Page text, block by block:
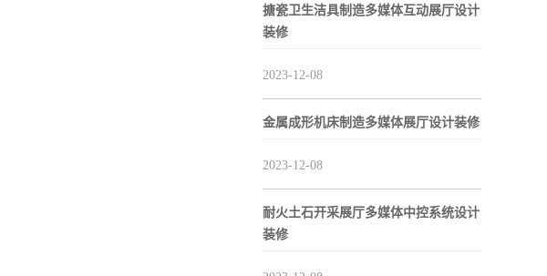
搪瓷卫生洁具制造多媒体互动展厅设计
装修
2023-12-08
金属成形机床制造多媒体展厅设计装修
2023-12-08
耐火土石开采展厅多媒体中控系统设计
装修